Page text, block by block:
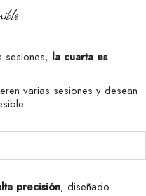
sesiones, la cuarta es
varias sesiones y desean
precisión, diseñado